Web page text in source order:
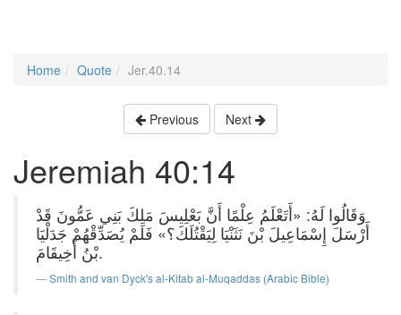
Home Quote Jer.40.14
Previous Next
Jeremiah 40:14
وَقَالُوا لَهُ: «أَتَعْلَمُ عِلْمًا أَنَّ بَعْلِيسَ مَلِكَ بَنِي عَمُّونَ قَدْ
أَرْسَلَ إِسْمَاعِيلَ بْنَ نَثَنْيَا لِيَقْتُلَكَ؟» فَلَمْ يُصَدِّقْهُمْ جَدَلْيَا
بْنُ أَخِيقَامَ.
Smith and van Dyck's al-Kitab al-Muqaddas (Arabic Bible)